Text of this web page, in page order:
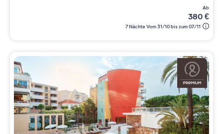
ab
380€
7 Nächte Vom 31/10 bis zum 07/11